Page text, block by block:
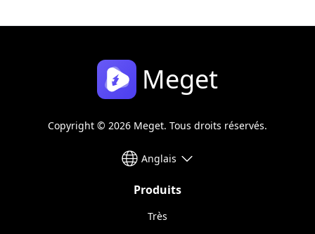
Meget
Copyright © 2026 Meget. Tous droits réservés.
Anglais
Produits
Très